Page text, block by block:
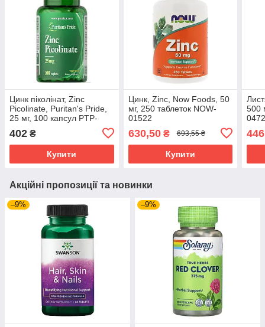
Цинк піколінат, Zinc
Picolinate, Puritan's Pride,
25 мг, 100 капсул PTP-
402 ₴
Купити
Цинк, Zinc, Now Foods, 50
мг, 250 таблеток NOW-
01522
630,50₴ 693,55 ₴
Купити
500
Акційні пропозиції та новинки
–9% –9%